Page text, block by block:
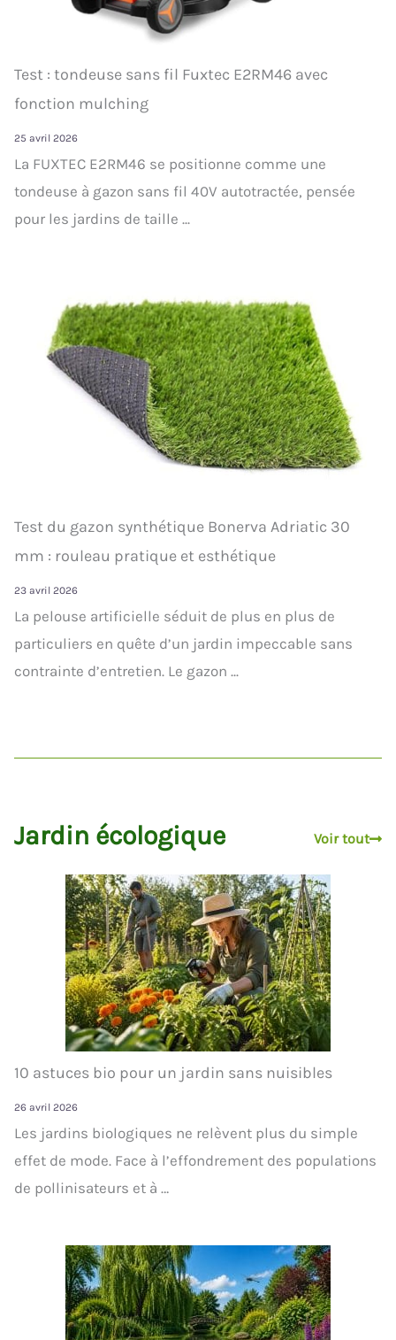
Test : tondeuse sans fil Fuxtec E2RM46 avec
fonction mulching
25 avril 2026
La FUXTEC E2RM46 se positionne comme une
tondeuse à gazon sans fil 40V autotractée, pensée
pour les jardins de taille ...
Test du gazon synthétique Bonerva Adriatic 30
mm : rouleau pratique et esthétique
23 avril 2026
La pelouse artificielle séduit de plus en plus de
particuliers en quête d’un jardin impeccable sans
contrainte d’entretien. Le gazon ...
Jardin écologique Voir tout
10 astuces bio pour un jardin sans nuisibles
26 avril 2026
Les jardins biologiques ne relèvent plus du simple
effet de mode. Face à l’effondrement des populations
de pollinisateurs et à …